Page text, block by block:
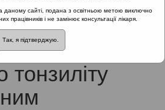
тонзиліту
даному сайті, подана з освітньою метою виключно
і не замінює консультації лікаря.
Так, я підтверджую.